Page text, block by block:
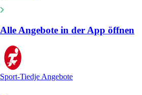
Alle Angebote in der App öffnen
Sport-Tiedje Angebote